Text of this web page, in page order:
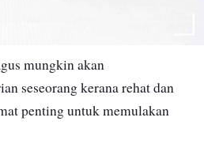
mungkin akan
seseorang kerana rehat dan
penting untuk memulakan